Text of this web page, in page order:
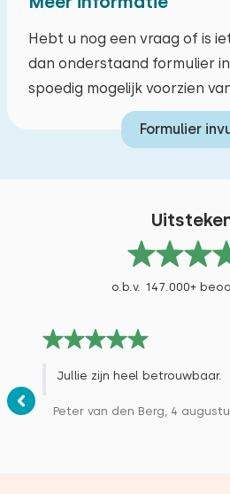
Hebt u nog een vraag of is
dan onderstaand formulier
spoedig mogelijk voorzien
Formulier
o.b.v. 147.000+
Jullie zijn heel betrouwbaar.
Peter van den Berg, 4